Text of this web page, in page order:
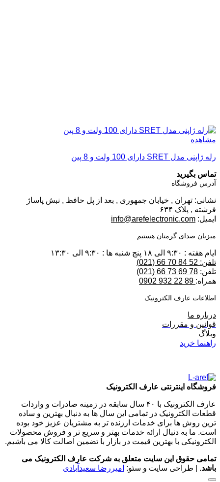
مشاهده
رله ژاپنی مدل SRET دارای 100 ولت و 8 پین
تماس بگیرید
آدرس فروشگاه
نشانی: تهران , خیابان جمهوری , بعد از پل حافظ , نبش پاساژ
فرشته , پلاک ۶۳۴
ایمیل: info@arefelectronic.com
میزبان صدای گرمتان هستیم
ایام هفته : ۹:۳۰ الی ۱۸ پنج شنبه ها : ۹:۳۰ الی ۱۳:۳۰
تلفن: 52 84 70 66 (021)
تلفن: 78 69 73 66 (021)
همراه:
اطلاعات عارف الکترونیک
درباره ما
قوانین و مقررات
وبلاگ
راهنما خرید
فروشگاه اینترنتی عارف الکترونیک
عارف الکترونیک با ۴۰ سال سابقه در زمینه صادرات و واردات
قطعات الکترونیک در تمامی این سال ها به دنبال بهترین و ساده
ترین روش ها برای خدمات ارزنده تر به مشتریان عزیز خود بوده
است. ما به دنبال ارائه خدمات بهتر و سریع تر و فروش محصولات
الکترونیکی با بهترین قیمت در بازار با تضمین اصالت کالا می باشیم.
تمامی حقوق این سایت متعلق به شرکت عارف الکترونیک می
باشد. | طراحی سایت و سئو: امیررضا سعیدآبادی